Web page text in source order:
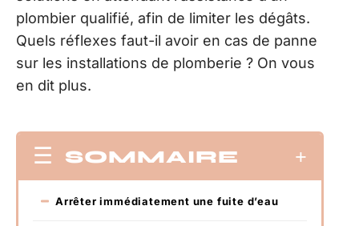
plombier qualifié, afin de limiter les dégâts.
Quels réflexes faut-il avoir en cas de panne
sur les installations de plomberie ? On vous
en dit plus.
SOMMAIRE
Arrêter immédiatement une fuite d’eau